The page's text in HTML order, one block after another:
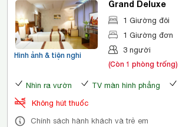
Hình ảnh & tiện nghi
Grand Deluxe
1 Giường đôi
1 Giường đơn
3 người
(Còn 1 phòng trống)
Nhìn ra vườn TV màn hình phẳng
Không hút thuốc
Chính sách hành khách và trẻ em